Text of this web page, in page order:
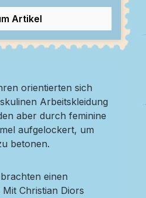
Artikel
orientierten sich
Arbeitskleidung
aber durch feminine
aufgelockert, um
betonen.
einen
Christian Diors